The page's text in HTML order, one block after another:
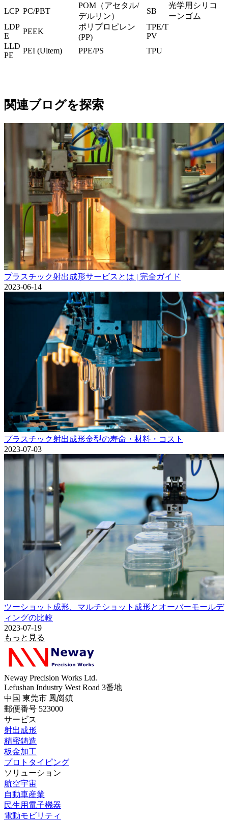
LCP PC/PBT
POM（アセタル/
デルリン）
SB
光学用シリコ
ーンゴム
LDP
E
PEEK
ポリプロピレン
(PP)
TPE/T
PV
LLD
PE
PEI (Ultem) PPE/PS TPU
関連ブログを探索
プラスチック射出成形サービスとは | 完全ガイド
2023-06-14
プラスチック射出成形金型の寿命・材料・コスト
2023-07-03
ツーショット成形、マルチショット成形とオーバーモールデ
ィングの比較
2023-07-19
もっと見る
Neway Precision Works Ltd.
Lefushan Industry West Road 3番地
中国 東莞市 鳳崗鎮
郵便番号 523000
サービス
射出成形
精密鋳造
板金加工
プロトタイピング
ソリューション
航空宇宙
自動車産業
民生用電子機器
電動モビリティ